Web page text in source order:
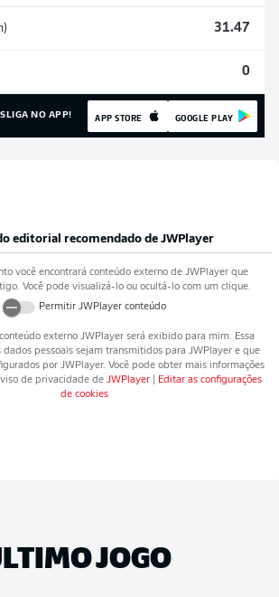
31.47
0
NO APP! APP STORE GOOGLE PLAY
editorial recomendado de JWPlayer
você encontrará conteúdo externo de JWPlayerque
Você pode visualizá-lo ou ocultá-lo com um clique.
Permitir JWPlayerconteúdo
externo JWPlayerserá exibido para mim. Essa
dados pessoais sejam transmitidos para JWPlayere que
por JWPlayer. Você pode obter mais informações
de privacidade de JWPlayer
Editar as configurações
de cookies
JOGO